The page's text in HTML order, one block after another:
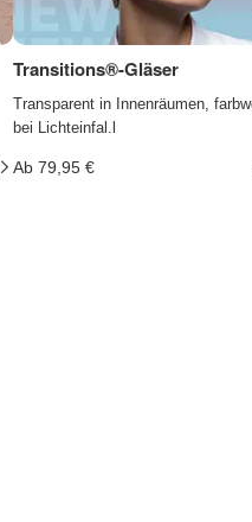
Transitions®-Gläser
Transparent in Innenräumen,
bei Lichteinfal.l
Ab 79,95 €